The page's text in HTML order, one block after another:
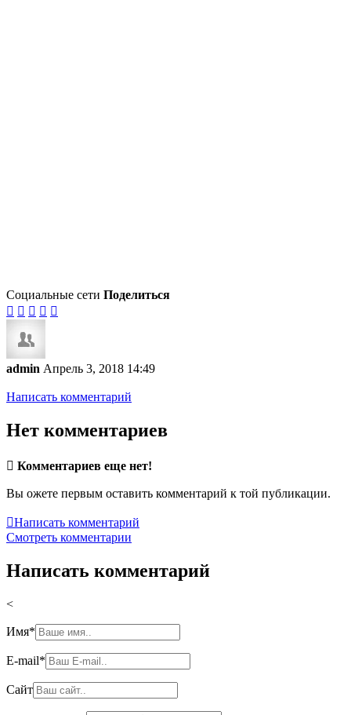
Социальные сети Поделиться
    
admin Апрель 3, 2018 14:49
Написать комментарий
Нет комментариев
 Комментариев еще нет!
Вы ожете первым оставить комментарий к той публикации.
Написать комментарий
Смотреть комментарии
Написать комментарий
<
Имя*
E-mail*
Сайт